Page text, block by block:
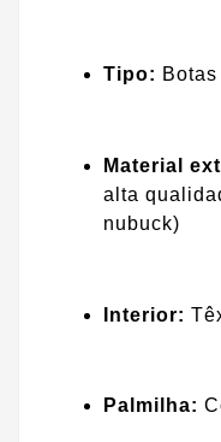
Tipo:
Material
alta
nubuck)
Interior:
Palmilha: